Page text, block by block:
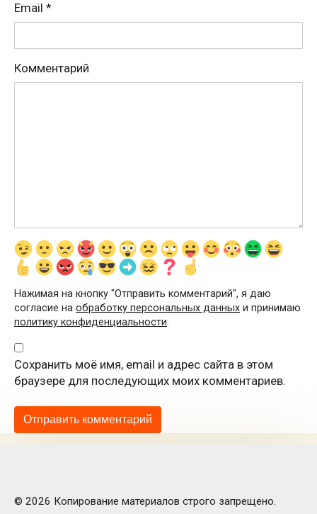
Email *
Комментарий
Нажимая на кнопку "Отправить комментарий", я даю
согласие на обработку персональных данных и принимаю
политику конфиденциальности.
Сохранить моё имя, email и адрес сайта в этом
браузере для последующих моих комментариев.
© 2026 Копирование материалов строго запрещено.